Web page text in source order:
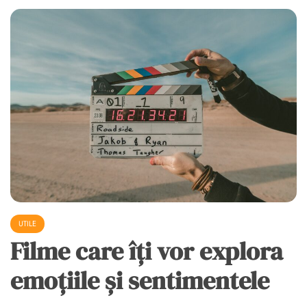
UTILE
Filme care îți vor explora
emoțiile și sentimentele